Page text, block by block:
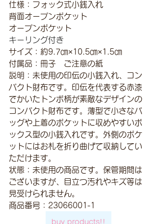
仕様：フォック式小銭入れ
背面オープンポケット
オープンポケット
キーリング付き
サイズ：約9.7㎝×10.5㎝×1.5㎝
付属品：冊子　ご注意の紙
説明：未使用の印伝の小銭入れ、コン
パクト財布です。印伝を代表する赤漆
でかいたトンボ柄が素敵なデザインの
コンパクト財布です。薄型で小さなバ
ッグや上着のポケットに収めやすいボ
ックス型の小銭入れです。外側のポケ
ットにはお札を折り曲げて収納してい
ただけます。
状態：未使用の商品です。保管期間は
ございますが、目立つ汚れやキズ等は
見受けられません。
商品番号：23066001-1
buy products!!